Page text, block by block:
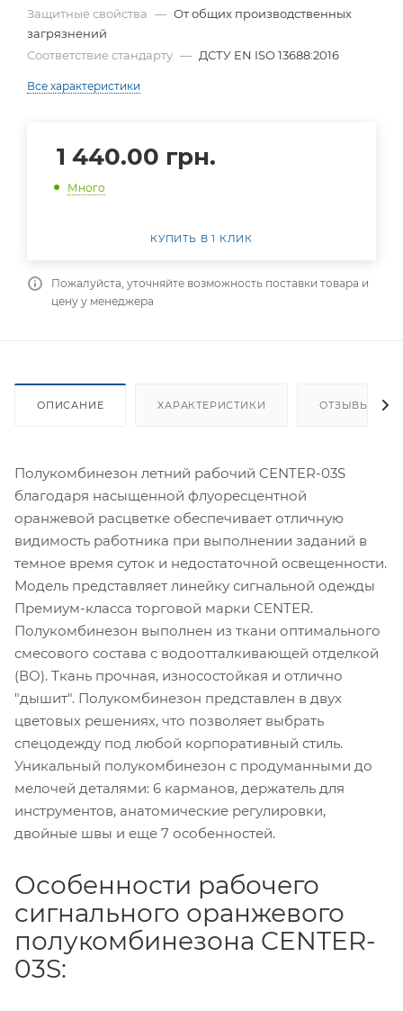
Защитные свойства — От общих производственных
загрязнений
Соответствие стандарту — ДСТУ EN ISO 13688:2016
Все характеристики
1 440.00 грн.
Много
КУПИТЬ В 1 КЛИК
Пожалуйста, уточняйте возможность поставки товара и
цену у менеджера
ОПИСАНИЕ ХАРАКТЕРИСТИКИ ОТЗЫВЫ
Полукомбинезон летний рабочий CENTER-03S
благодаря насыщенной флуоресцентной
оранжевой расцветке обеспечивает отличную
видимость работника при выполнении заданий в
темное время суток и недостаточной освещенности.
Модель представляет линейку сигнальной одежды
Премиум-класса торговой марки CENTER.
Полукомбинезон выполнен из ткани оптимального
смесового состава с водоотталкивающей отделкой
(ВО). Ткань прочная, износостойкая и отлично
"дышит". Полукомбинезон представлен в двух
цветовых решениях, что позволяет выбрать
спецодежду под любой корпоративный стиль.
Уникальный полукомбинезон с продуманными до
мелочей деталями: 6 карманов, держатель для
инструментов, анатомические регулировки,
двойные швы и еще 7 особенностей.
Особенности рабочего
сигнального оранжевого
полукомбинезона CENTER-
03S: